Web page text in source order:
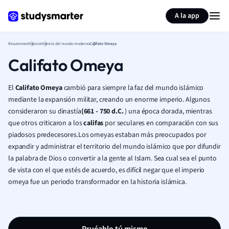
A la app
ResumenesHistoriaHistoria del mundo modernoCalifato Omeya
Califato Omeya
El CalifatoOmeyacambió para siempre la faz del mundo islámico
mediante la expansión militar, creando un enorme imperio. Algunos
consideraron su dinastía(661 - 750 d.C.) una época dorada, mientras
que otros criticaron a loscalifas por seculares en comparación con sus
piadosos predecesores.Los omeyas estaban más preocupados por
expandir y administrar el territorio del mundo islámico que por difundir
la palabra de Dios o convertir a la gente al Islam.Sea cual sea el punto
de vista con el que estés de acuerdo, es difícil negar que el imperio
omeya fue un periodo transformador en la historia islámica.
Resumir página